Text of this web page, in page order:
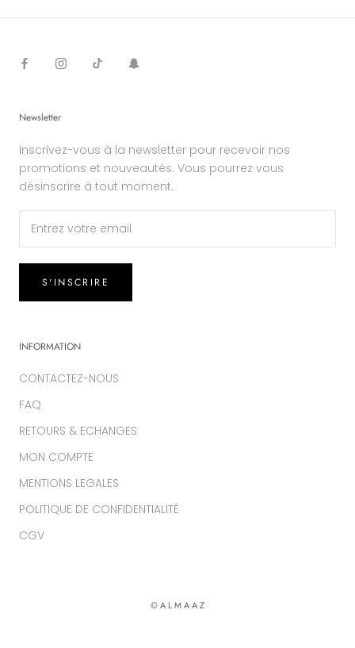
Newsletter
Inscrivez-vous à la newsletter pour recevoir nos
promotions et nouveautés. Vous pourrez vous
désinscrire à tout moment.
S'INSCRIRE
INFORMATION
CONTACTEZ-NOUS
FAQ
RETOURS & ECHANGES
MON COMPTE
MENTIONS LEGALES
POLITIQUE DE CONFIDENTIALITÉ
CGV
© A L M A A Z